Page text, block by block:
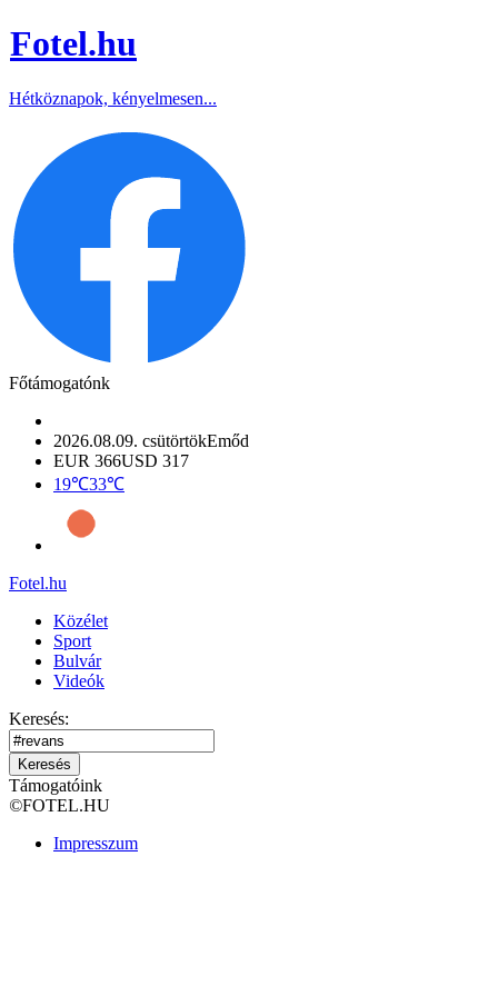
Fotel.hu
Hétköznapok, kényelmesen...
Főtámogatónk
2026.08.09. csütörtökEmőd
EUR 366USD 317
19℃33℃
Fotel.hu
Közélet
Sport
Bulvár
Videók
Keresés:
Keresés
Támogatóink
©FOTEL.HU
Impresszum